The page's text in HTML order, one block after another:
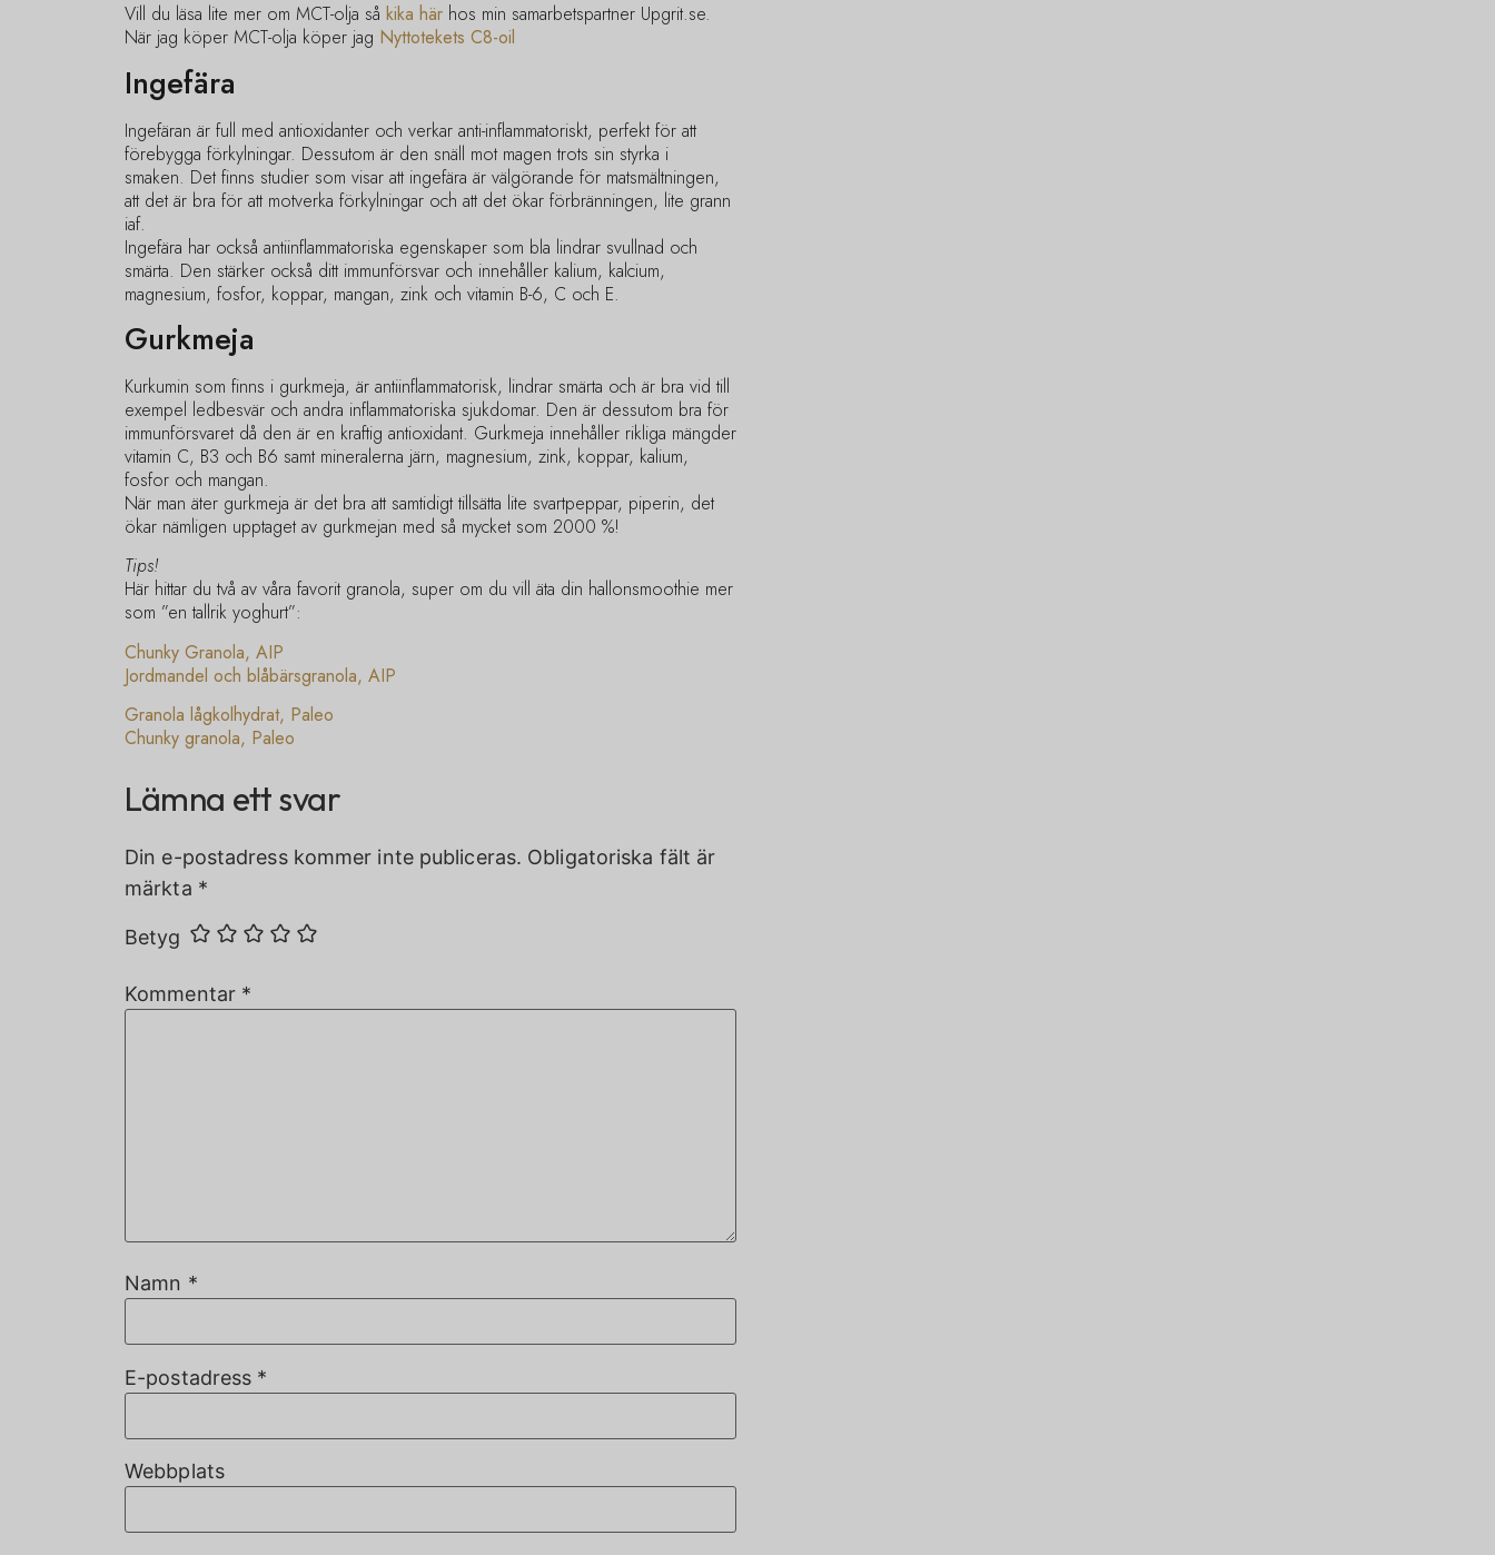
Vill du läsa lite mer om MCT-olja så kika här hos min samarbetspartner Upgrit.se.
När jag köper MCT-olja köper jag Nyttotekets C8-oil
Ingefära
Ingefäran är full med antioxidanter och verkar anti-inflammatoriskt, perfekt för att
förebygga förkylningar. Dessutom är den snäll mot magen trots sin styrka i
smaken. Det finns studier som visar att ingefära är välgörande för matsmältningen,
att det är bra för att motverka förkylningar och att det ökar förbränningen, lite grann
iaf.
Ingefära har också antiinflammatoriska egenskaper som bla lindrar svullnad och
smärta. Den stärker också ditt immunförsvar och innehåller kalium, kalcium,
magnesium, fosfor, koppar, mangan, zink och vitamin B-6, C och E.
Gurkmeja
Kurkumin som finns i gurkmeja, är antiinflammatorisk, lindrar smärta och är bra vid till
exempel ledbesvär och andra inflammatoriska sjukdomar. Den är dessutom bra för
immunförsvaret då den är en kraftig antioxidant. Gurkmeja innehåller rikliga mängder
vitamin C, B3 och B6 samt mineralerna järn, magnesium, zink, koppar, kalium,
fosfor och mangan.
När man äter gurkmeja är det bra att samtidigt tillsätta lite svartpeppar, piperin, det
ökar nämligen upptaget av gurkmejan med så mycket som 2000 %!
Tips!
Här hittar du två av våra favorit granola, super om du vill äta din hallonsmoothie mer
som ”en tallrik yoghurt”:
Chunky Granola, AIP
Jordmandel och blåbärsgranola, AIP
Granola lågkolhydrat, Paleo
Chunky granola, Paleo
Lämna ett svar
Din e-postadress kommer inte publiceras. Obligatoriska fält är
märkta *
Betyg
Kommentar *
Namn *
E-postadress *
Webbplats